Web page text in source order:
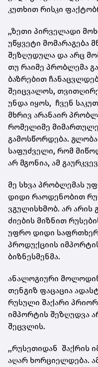
კუთხით რისკი
,,ზეთი პირველადი
უწყვეტი მომარაგება
შეზღუდულა და არც
თუ რაიმე პრობლემა
ბაზრებით
შეიცვალოს,
უნდა იყოს, ჩვენ
მხრივ არანაირ
რომელიმე
გამოსწორდება.
საფუძველი, რომ
არ მგონია, ამ
მე სხვა პრობლემას
დიდი რაოდენობით
ვგულისხმობ. არ არის
ძიების მიზნით
უფრო დიდი
პროდუქციის
ბიზნესმენმა.
ანალოგიური
თენგიზ ფაცაცია
რუსული შაქარი
იმპორტის შეზღუდვა
შეცვლის.
,,რუსეთიდან შაქრის
აღარ ხორციელდება.